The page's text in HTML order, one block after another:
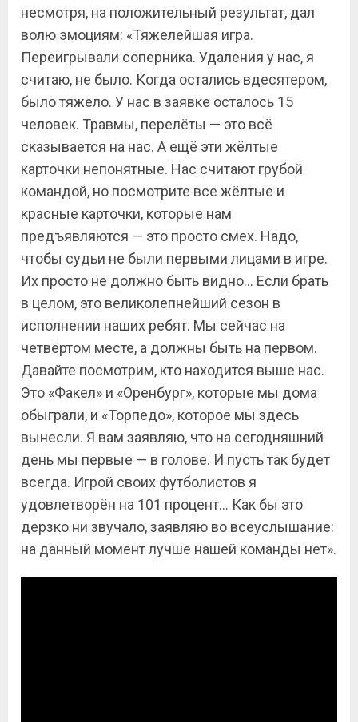
несмотря, на положительный результат, дал
волю эмоциям: «Тяжелейшая игра.
Переигрывали соперника. Удаления у нас, я
считаю, не было. Когда остались вдесятером,
было тяжело. У нас в заявке осталось 15
человек. Травмы, перелёты — это всё
сказывается на нас. А ещё эти жёлтые
карточки непонятные. Нас считают грубой
командой, но посмотрите все жёлтые и
красные карточки, которые нам
предъявляются — это просто смех. Надо,
чтобы судьи не были первыми лицами в игре.
Их просто не должно быть видно… Если брать
в целом, это великолепнейший сезон в
исполнении наших ребят. Мы сейчас на
четвёртом месте, а должны быть на первом.
Давайте посмотрим, кто находится выше нас.
Это «Факел» и «Оренбург», которые мы дома
обыграли, и «Торпедо», которое мы здесь
вынесли. Я вам заявляю, что на сегодняшний
день мы первые — в голове. И пусть так будет
всегда. Игрой своих футболистов я
удовлетворён на 101 процент… Как бы это
дерзко ни звучало, заявляю во всеуслышание:
на данный момент лучше нашей команды нет».